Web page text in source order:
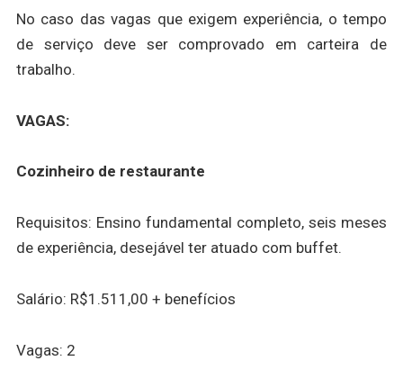
No caso das vagas que exigem experiência, o tempo
de serviço deve ser comprovado em carteira de
trabalho.
VAGAS:
Cozinheiro de restaurante
Requisitos: Ensino fundamental completo, seis meses
de experiência, desejável ter atuado com buffet.
Salário: R$1.511,00 + benefícios
Vagas: 2